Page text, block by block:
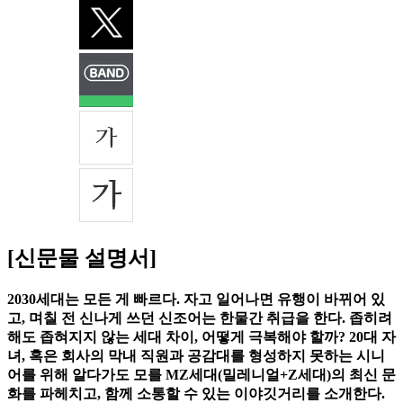
[신문물 설명서]
2030세대는 모든 게 빠르다. 자고 일어나면 유행이 바뀌어 있
고, 며칠 전 신나게 쓰던 신조어는 한물간 취급을 한다. 좁히려
해도 좁혀지지 않는 세대 차이, 어떻게 극복해야 할까? 20대 자
녀, 혹은 회사의 막내 직원과 공감대를 형성하지 못하는 시니
어를 위해 알다가도 모를 MZ세대(밀레니얼+Z세대)의 최신 문
화를 파헤치고, 함께 소통할 수 있는 이야깃거리를 소개한다.